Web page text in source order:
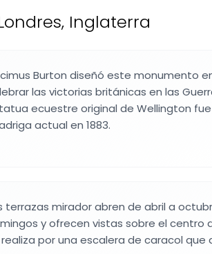
Inglaterra
Burton diseñó este monumento
las victorias británicas en las
ecuestre original de Wellington
actual en 1883.
terrazas mirador abren de abril a
y ofrecen vistas sobre el centro
por una escalera de caracol que